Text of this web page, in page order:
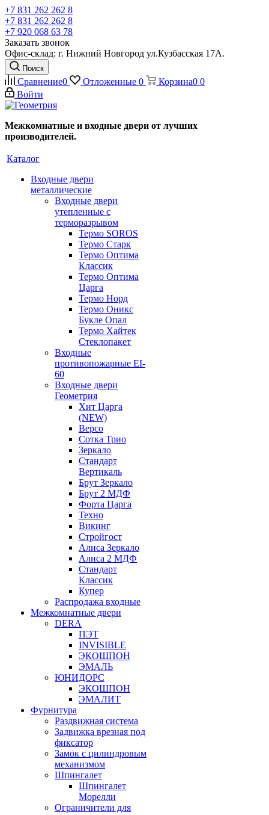
+7 831 262 262 8
+7 831 262 262 8
+7 920 068 63 78
Заказать звонок
Офис-склад: г. Нижний Новгород ул.Кузбасская 17А.
Поиск
Сравнение0 Отложенные 0 Корзина0 0
Войти
Межкомнатные и входные двери от лучших
производителей.
Каталог
Входные двери
металлические
Входные двери
утепленные с
терморазрывом
Термо SOROS
Термо Старк
Термо Оптима
Классик
Термо Оптима
Царга
Термо Норд
Термо Оникс
Букле Опал
Термо Хайтек
Стеклопакет
Входные
противопожарные EI-
60
Входные двери
Геометрия
Хит Царга
(NEW)
Версо
Сотка Трио
Зеркало
Стандарт
Вертикаль
Брут Зеркало
Брут 2 МДФ
Форта Царга
Техно
Викинг
Стройгост
Алиса Зеркало
Алиса 2 МДФ
Стандарт
Классик
Купер
Распродажа входные
Межкомнатные двери
DERA
ПЭТ
INVISIBLE
ЭКОШПОН
ЭМАЛЬ
ЮНИДОРС
ЭКОШПОН
ЭМАЛИТ
Фурнитура
Раздвижная система
Задвижка врезная под
фиксатор
Замок с цилиндровым
механизмом
Шпингалет
Шпингалет
Морелли
Ограничители для